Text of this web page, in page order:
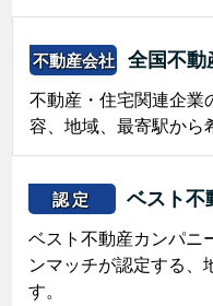
不動産会社 全国不動
不動産・住宅関連企業
容、地域、最寄駅から
認定 ベスト不
ベスト不動産カンパニ
ンマッチが認定する、
す。